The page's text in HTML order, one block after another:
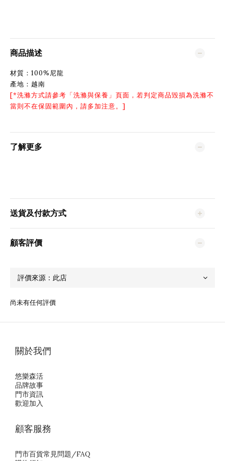
商品描述
材質：100%尼龍
產地：越南
[*洗滌方式請參考「洗滌與保養 」頁面，若判定商品毀損為洗滌不
當則不在保固範圍內，請多加注意。]
了解更多
送貨及付款方式
顧客評價
尚未有任何評價
關於我們
悠樂森活
品牌故事
門市資訊
歡迎加入
顧客服務
門市百貨常見問題/FAQ